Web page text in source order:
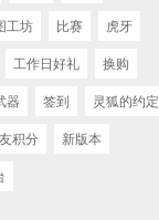
工坊 比赛
虎牙
工作日好礼
换购
器 签到
灵狐的约定
积分
新版本